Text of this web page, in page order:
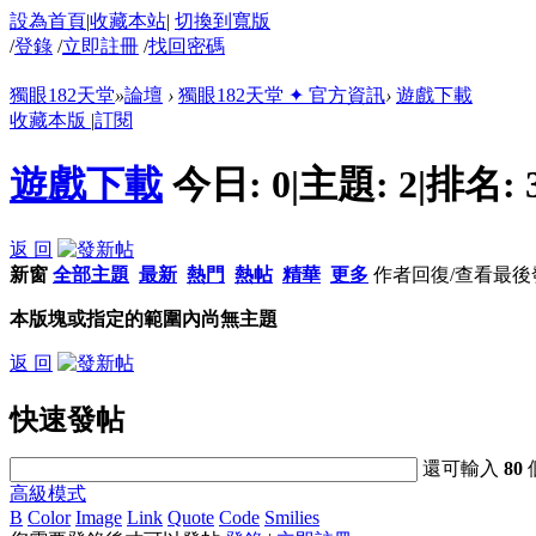
設為首頁|收藏本站| 切換到寬版
/登錄 /立即註冊 /找回密碼
獨眼182天堂»論壇 › 獨眼182天堂 ✦ 官方資訊› 遊戲下載
收藏本版 |訂閱
遊戲下載 今日: 0|主題: 2|排名:
返 回
新窗 全部主題 最新 熱門 熱帖 精華 更多 作者回復/查看最後
本版塊或指定的範圍內尚無主題
返 回
快速發帖
還可輸入80
高級模式
B Color Image Link Quote Code Smilies